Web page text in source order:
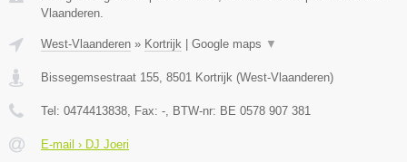
Vlaanderen.
West-Vlaanderen » Kortrijk Google maps ▼
Bissegemsestraat 155, 8501 Kortrijk (West-Vlaanderen)
Tel: 0474413838, Fax: -, BTW-nr: BE 0578 907 381
E-mail › DJ Joeri